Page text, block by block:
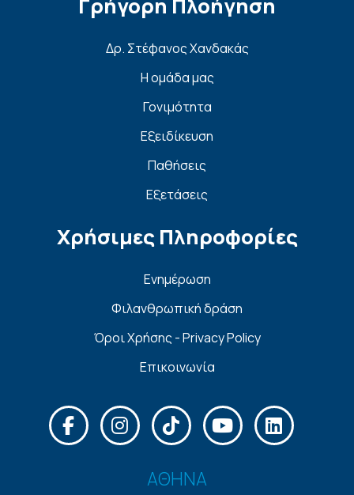
Γρήγορη Πλοήγηση
Δρ. Στέφανος Χανδακάς
Η ομάδα μας
Γονιμότητα
Εξειδίκευση
Παθήσεις
Εξετάσεις
Χρήσιμες Πληροφορίες
Ενημέρωση
Φιλανθρωπική δράση
Όροι Χρήσης - Privacy Policy
Επικοινωνία
ΑΘΗΝΑ